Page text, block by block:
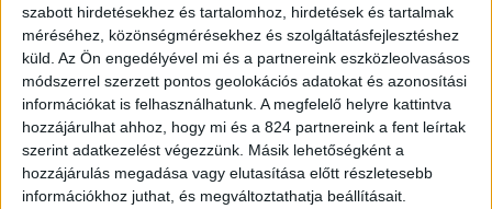
szabott hirdetésekhez és tartalomhoz, hirdetések és tartalmak
méréséhez, közönségmérésekhez és szolgáltatásfejlesztéshez
küld. Az Ön engedélyével mi és a partnereink eszközleolvasásos
módszerrel szerzett pontos geolokációs adatokat és azonosítási
információkat is felhasználhatunk. A megfelelő helyre kattintva
hozzájárulhat ahhoz, hogy mi és a 824 partnereink a fent leírtak
szerint adatkezelést végezzünk. Másik lehetőségként a
hozzájárulás megadása vagy elutasítása előtt részletesebb
információkhoz juthat, és megváltoztathatja beállításait.
Csütörtökön reggel az FTC elnöke, Kubatov Gábor, valamint a
szurkolók számára már ismert, az elmúlt két évben az FTC női
kézilabdacsapatát mobilitási partnerként segítő Toyota Kovács
ügyvezető tulajdonosa, Kovács Péter közös sajtótájékoztatón
bejelentette, hogy a két fél a meglévő megállapodáson felül
névadó szponzori szerződést is kötött. Ennek értelmében női
kézilabdacsapat a 2026/2027-es idénytől kezdve FTC-Toyota
Kovács néven szerepel tovább.